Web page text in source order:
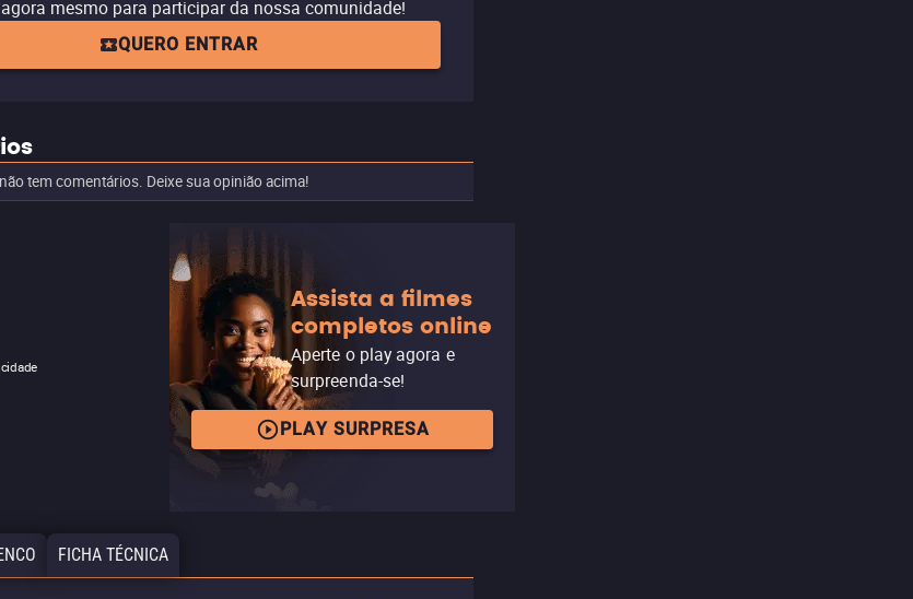
mesmo para participar da nossa comunidade!
QUERO ENTRAR
tem comentários. Deixe sua opinião acima!
Assista a filmes
completos online
Aperte o play agora e
surpreenda-se!
PLAY SURPRESA
FICHA TÉCNICA